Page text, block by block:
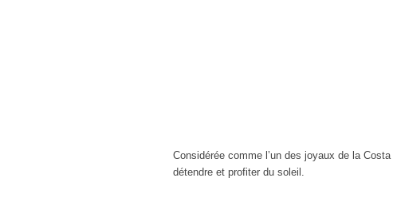
Considérée comme l’un des joyaux de la
détendre et profiter du soleil.